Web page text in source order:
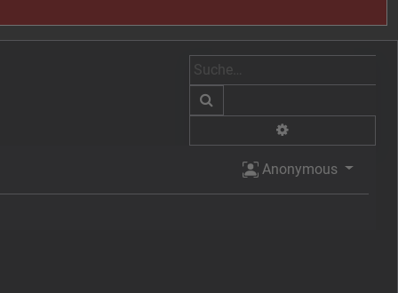
Anonymous